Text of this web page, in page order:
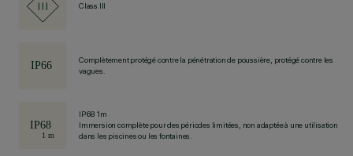
Class III
Complètement protégé contre la pénétration de poussière, protégé contre les
vagues.
IP68 1m
Immersion complète pour des périodes limitées, non adaptée à une utilisation
dans les piscines ou les fontaines.